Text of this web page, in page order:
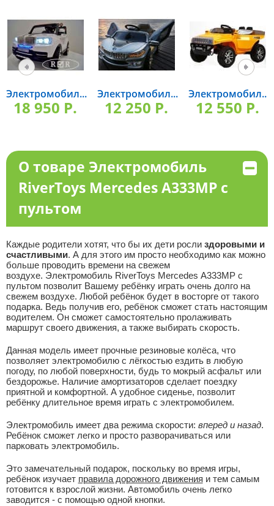
Электромобил...
18 950 P.
Электромобил...
12 250 P.
Электромобил...
12 550 P.
О товаре Электромобиль
RiverToys Mercedes А333МР с
пультом
Каждые родители хотят, что бы их дети росли здоровыми и
счастливыми. А для этого им просто необходимо как можно
больше проводить времени на свежем
воздухе. Электромобиль RiverToys Mercedes А333МР с
пультом позволит Вашему ребёнку играть очень долго на
свежем воздухе. Любой ребёнок будет в восторге от такого
подарка. Ведь получив его, ребёнок сможет стать настоящим
водителем. Он сможет самостоятельно пролаживать
маршрут своего движения, а также выбирать скорость.
Данная модель имеет прочные резиновые колёса, что
позволяет электромобилю с лёгкостью ездить в любую
погоду, по любой поверхности, будь то мокрый асфальт или
бездорожье. Наличие амортизаторов сделает поездку
приятной и комфортной. А удобное сиденье, позволит
ребёнку длительное время играть с электромобилем.
Электромобиль имеет два режима скорости: вперед и назад.
Ребёнок сможет легко и просто разворачиваться или
парковать электромобиль.
Это замечательный подарок, поскольку во время игры,
ребёнок изучает правила дорожного движения и тем самым
готовится к взрослой жизни. Автомобиль очень легко
заводится - с помощью одной кнопки.